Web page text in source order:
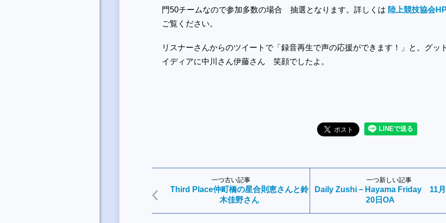
門50チームなので参加多数の場合 抽選となります。詳しくは 陸上競技協会HP
ご覧ください。
リスナーさんからのツイートで「録音再生で声の応援ができます！」と。グッ
イディアに中川さん伊藤さん 笑顔でしたよ。
一つ古い記事
Third Place仲町橋の星合則恵さんと鈴
木佳野さん
一つ新しい記事
Daily Zushi－Hayama Friday 11月
20日OA